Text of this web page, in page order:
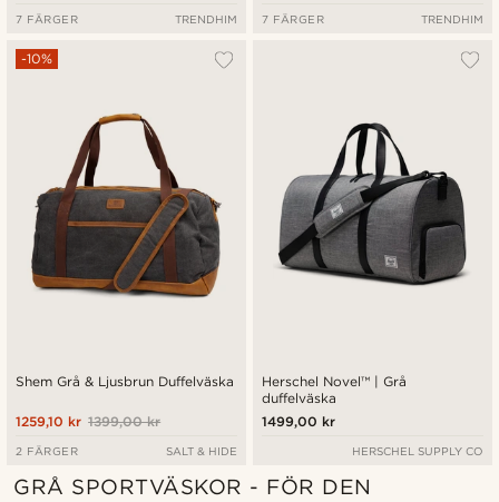
7 FÄRGER TRENDHIM 7 FÄRGER TRENDHIM
Shem Grå & Ljusbrun Duffelväska
-10%
1399,00 kr
1259,10 kr
2 FÄRGER SALT & HIDE
Herschel Novel™ | Grå
duffelväska
1499,00 kr
HERSCHEL SUPPLY CO
GRÅ SPORTVÄSKOR - FÖR DEN